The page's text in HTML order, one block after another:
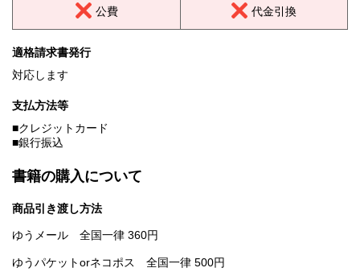
公費 代金引換
適格請求書発行
対応します
支払方法等
■クレジットカード
■銀行振込
書籍の購入について
商品引き渡し方法
ゆうメール 全国一律 360円
ゆうパケットorネコポス 全国一律 500円